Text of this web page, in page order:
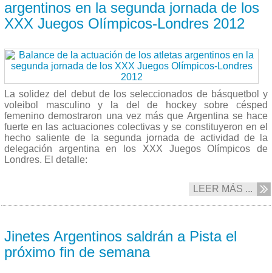
argentinos en la segunda jornada de los
XXX Juegos Olímpicos-Londres 2012
La solidez del debut de los seleccionados de básquetbol y
voleibol masculino y la del de hockey sobre césped
femenino demostraron una vez más que Argentina se hace
fuerte en las actuaciones colectivas y se constituyeron en el
hecho saliente de la segunda jornada de actividad de la
delegación argentina en los XXX Juegos Olímpicos de
Londres. El detalle:
LEER MÁS ...
Jinetes Argentinos saldrán a Pista el
próximo fin de semana